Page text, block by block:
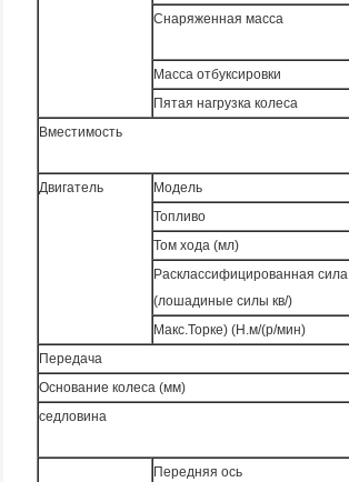
Снаряженная масса
Масса отбуксировки
Пятая нагрузка колеса
Вместимость
Двигатель Модель
Топливо
Том хода (мл)
Расклассифицированная сила
(лошадиные силы кв/)
Макс.Торке) (Н.м/(р/мин)
Передача
Основание колеса (мм)
седловина
Передняя ось